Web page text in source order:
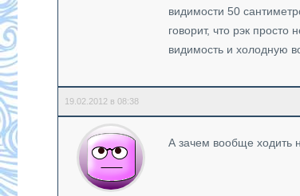
видимости 50
говорит, что рэк
видимость и холодную
19.02.2012 в 08:38
А зачем вообще ходить